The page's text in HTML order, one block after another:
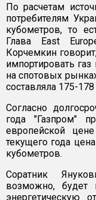
По расчетам
потребителям
кубометров, то
Глава East
Корчемкин
импортировать
на спотовых
составляла 175-
Согласно
года "Газпром"
европейской
текущего года
кубометров.
Соратник
возможно, будет
энергетическую